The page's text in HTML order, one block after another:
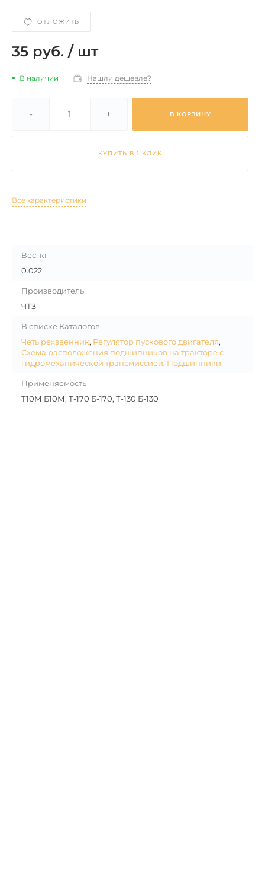
ОТЛОЖИТЬ
35 руб. / шт
В наличии Нашли дешевле?
- + В КОРЗИНУ
КУПИТЬ В 1 КЛИК
Все характеристики
Вес, кг
0.022
Производитель
ЧТЗ
В списке Каталогов
Четырехзвенник, Регулятор пускового двигателя,
Схема расположения подшипников на тракторе с
гидромеханической трансмиссией, Подшипники
Применяемость
Т10М Б10М, Т-170 Б-170, Т-130 Б-130